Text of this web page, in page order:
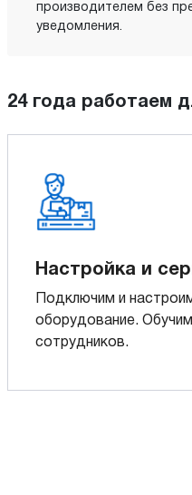
производителем без
уведомления.
24 года работаем
Настройка и
Подключим и
оборудование.
сотрудников.